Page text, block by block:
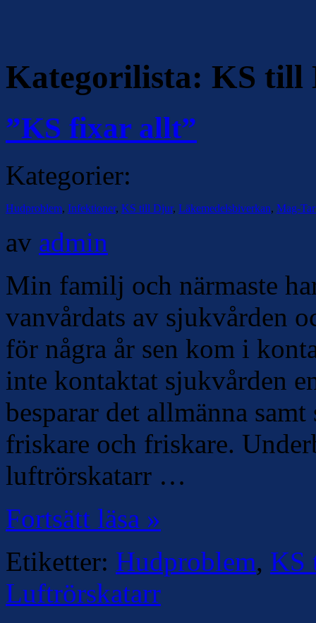
Kategorilista: KS till
”KS fixar allt”
Kategorier:
Hudproblem, Infektioner, KS till Djur, Läkemedelsbiverkan, Mag-
av admin
Min familj och närmaste
vanvårdats av sjukvården
för några år sen kom i
inte kontaktat sjukvården
besparar det allmänna
friskare och friskare.
luftrörskatarr …
Fortsätt läsa »
Etiketter: Hudproblem, KS
Luftrörskatarr